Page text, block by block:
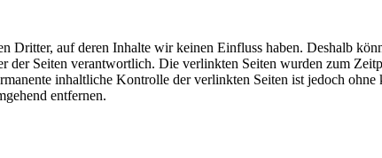
Dritter, auf deren Inhalte wir keinen Einfluss haben. Deshalb
der Seiten verantwortlich. Die verlinkten Seiten wurden zum
inhaltliche Kontrolle der verlinkten Seiten ist jedoch
entfernen.